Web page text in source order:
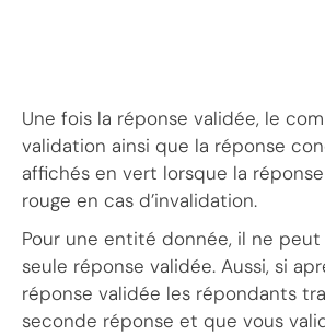
Une fois la réponse validée, le
validation ainsi que la réponse
affichés en vert lorsque la
rouge en cas d’invalidation.
Pour une entité donnée, il ne peut
seule réponse validée. Aussi, si
réponse validée les répondants
seconde réponse et que vous